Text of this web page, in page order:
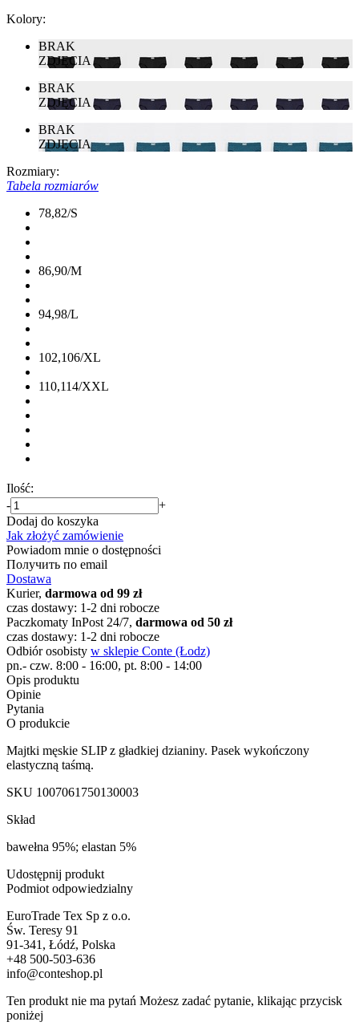
Kolory:
BRAK
ZDJĘCIA
BRAK
ZDJĘCIA
BRAK
ZDJĘCIA
Rozmiary:
Tabela rozmiarów
78,82/S
86,90/M
94,98/L
102,106/XL
110,114/XXL
Ilość:
-
+
Dodaj do koszyka
Jak złożyć zamówienie
Powiadom mnie o dostępności
Получить по email
Dostawa
Kurier, darmowa od 99 zł
czas dostawy: 1-2 dni robocze
Paczkomaty InPost 24/7, darmowa od 50 zł
czas dostawy: 1-2 dni robocze
Odbiór osobisty w sklepie Conte (Łodz)
pn.- czw. 8:00 - 16:00, pt. 8:00 - 14:00
Opis produktu
Opinie
Pytania
O produkcie
Majtki męskie SLIP z gładkiej dzianiny. Pasek wykończony
elastyczną taśmą.
SKU 1007061750130003
Skład
bawełna 95%; elastan 5%
Udostępnij produkt
Podmiot odpowiedzialny
EuroTrade Tex Sp z o.o.
Św. Teresy 91
91-341, Łódź, Polska
+48 500-503-636
info@conteshop.pl
Ten produkt nie ma pytań Możesz zadać pytanie, klikając przycisk
poniżej